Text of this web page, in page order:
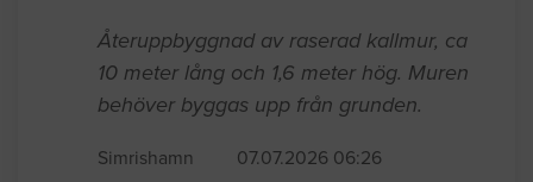
Återuppbyggnad av raserad kallmur, ca
10 meter lång och 1,6 meter hög. Muren
behöver byggas upp från grunden.
Simrishamn 07.07.2026 06:26